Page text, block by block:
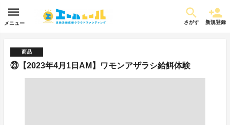
メニュー さがす 新規登録
商品
㉓【2023年4月1日AM】ワモンアザラシ給餌体験